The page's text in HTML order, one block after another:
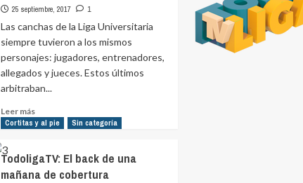
25 septiembre, 2017 1
Las canchas de la Liga Universitaria
siempre tuvieron a los mismos
personajes: jugadores, entrenadores,
allegados y jueces. Estos últimos
arbitraban...
Leer másLeer
más
típico
se
Cortitas y al pie Sin categoría
TodoligaTV: El back de una
mañana de cobertura